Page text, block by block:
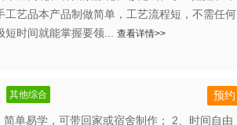
艺品本产品制做简单，工艺流程短，不需任何
时间就能掌握要领... 查看详情>>
其他综合
单易学，可带回家或宿舍制作； 2、时间自由
预约